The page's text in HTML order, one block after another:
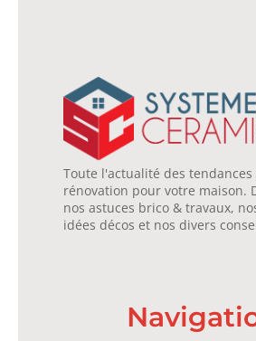
Toute l'actualité des
rénovation pour votre maison.
nos astuces brico & travaux,
idées décos et nos divers